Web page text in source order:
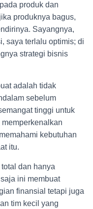
produk dan
produknya bagus,
Sayangnya,
saya terlalu optimis; di
strategi bisnis
adalah tidak
sebelum
tinggi untuk
kebutuhan
itu.
dan hanya
ini membuat
finansial tetapi juga
tim kecil yang